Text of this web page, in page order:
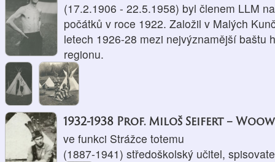
(17.2.1906 - 22.5.1958) byl členem LLM
počátků v roce 1922. Založil v Malých
letech 1926-28 mezi nejvýznamější baštu
regionu.
1932-1938 Prof. Miloš Seifert –
ve funkci Strážce totemu
(1887-1941) středoškolský učitel,